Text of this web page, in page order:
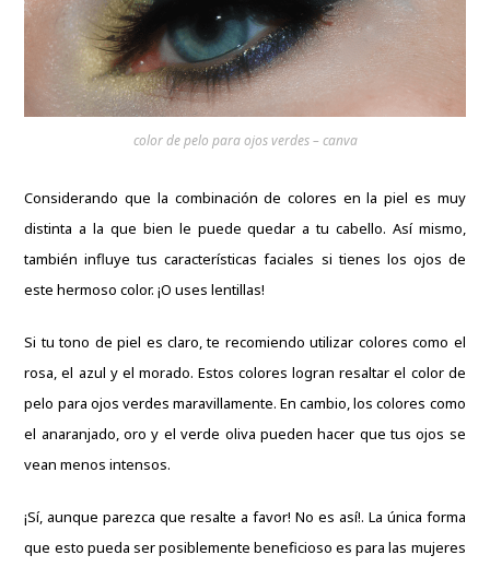
color de pelo para ojos verdes – canva
Considerando que la combinación de colores en la piel es muy
distinta a la que bien le puede quedar a tu cabello. Así mismo,
también influye tus características faciales si tienes los ojos de
este hermoso color. ¡O uses lentillas!
Si tu tono de piel es claro, te recomiendo utilizar colores como el
rosa, el azul y el morado. Estos colores logran resaltar el color de
pelo para ojos verdes maravillamente. En cambio, los colores como
el anaranjado, oro y el verde oliva pueden hacer que tus ojos se
vean menos intensos.
¡Sí, aunque parezca que resalte a favor! No es así!. La única forma
que esto pueda ser posiblemente beneficioso es para las mujeres